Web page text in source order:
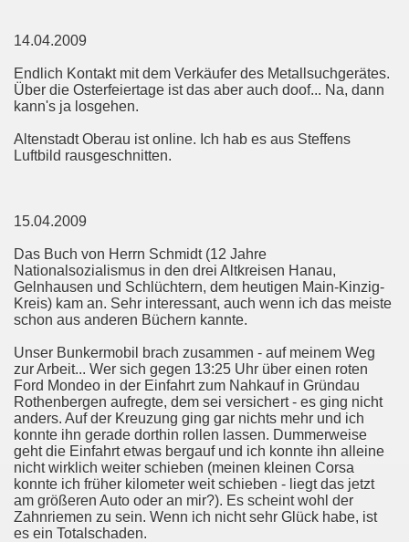
14.04.2009
Endlich Kontakt mit dem Verkäufer des Metallsuchgerätes.
Über die Osterfeiertage ist das aber auch doof... Na, dann
kann's ja losgehen.
Altenstadt Oberau ist online. Ich hab es aus Steffens
Luftbild rausgeschnitten.
15.04.2009
Das Buch von Herrn Schmidt (12 Jahre
Nationalsozialismus in den drei Altkreisen Hanau,
Gelnhausen und Schlüchtern, dem heutigen Main-Kinzig-
Kreis) kam an. Sehr interessant, auch wenn ich das meiste
schon aus anderen Büchern kannte.
Unser Bunkermobil brach zusammen - auf meinem Weg
zur Arbeit... Wer sich gegen 13:25 Uhr über einen roten
Ford Mondeo in der Einfahrt zum Nahkauf in Gründau
Rothenbergen aufregte, dem sei versichert - es ging nicht
anders. Auf der Kreuzung ging gar nichts mehr und ich
konnte ihn gerade dorthin rollen lassen. Dummerweise
geht die Einfahrt etwas bergauf und ich konnte ihn alleine
nicht wirklich weiter schieben (meinen kleinen Corsa
konnte ich früher kilometer weit schieben - liegt das jetzt
am größeren Auto oder an mir?). Es scheint wohl der
Zahnriemen zu sein. Wenn ich nicht sehr Glück habe, ist
es ein Totalschaden.